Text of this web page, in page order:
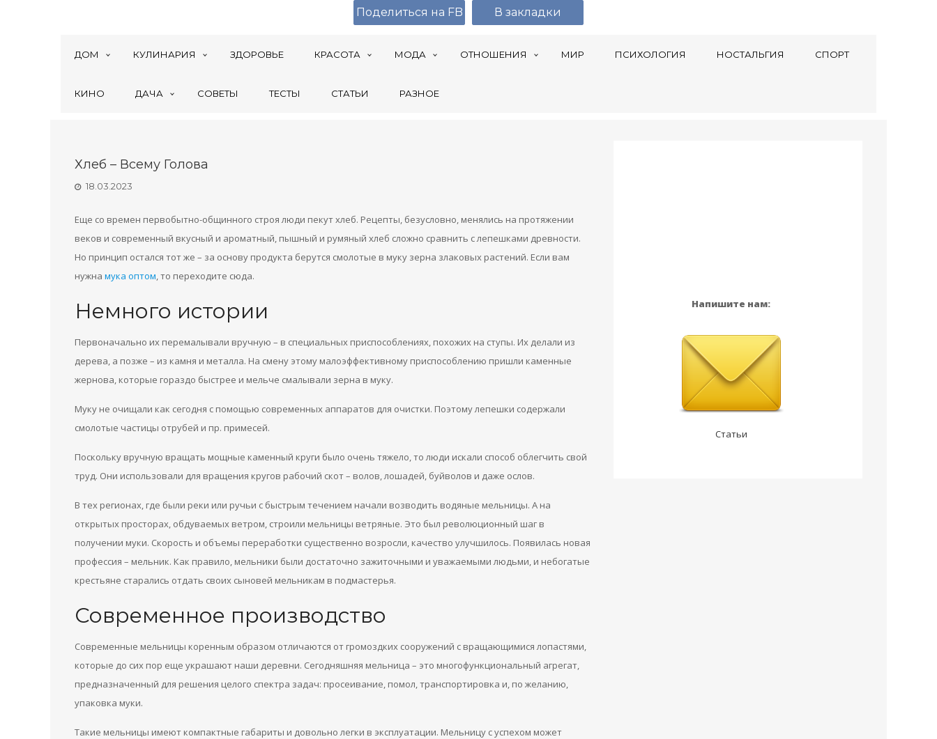
ДОМ КУЛИНАРИЯ ЗДОРОВЬЕ КРАСОТА МОДА ОТНОШЕНИЯ МИР ПСИХОЛОГИЯ НОСТАЛЬГИЯ СПОРТ
КИНО ДАЧА СОВЕТЫ ТЕСТЫ СТАТЬИ РАЗНОЕ
Хлеб – Всему Голова
18.03.2023
Еще со времен первобытно-общинного строя люди пекут хлеб. Рецепты, безусловно, менялись на протяжении
веков и современный вкусный и ароматный, пышный и румяный хлеб сложно сравнить с лепешками древности.
Но принцип остался тот же – за основу продукта берутся смолотые в муку зерна злаковых растений. Если вам
нужна мука оптом, то переходите сюда.
Немного истории
Первоначально их перемалывали вручную – в специальных приспособлениях, похожих на ступы. Их делали из
дерева, а позже – из камня и металла. На смену этому малоэффективному приспособлению пришли каменные
жернова, которые гораздо быстрее и мельче смалывали зерна в муку.
Муку не очищали как сегодня с помощью современных аппаратов для очистки. Поэтому лепешки содержали
смолотые частицы отрубей и пр. примесей.
Поскольку вручную вращать мощные каменный круги было очень тяжело, то люди искали способ облегчить свой
труд. Они использовали для вращения кругов рабочий скот – волов, лошадей, буйволов и даже ослов.
В тех регионах, где были реки или ручьи с быстрым течением начали возводить водяные мельницы. А на
открытых просторах, обдуваемых ветром, строили мельницы ветряные. Это был революционный шаг в
получении муки. Скорость и объемы переработки существенно возросли, качество улучшилось. Появилась новая
профессия – мельник. Как правило, мельники были достаточно зажиточными и уважаемыми людьми, и небогатые
крестьяне старались отдать своих сыновей мельникам в подмастерья.
Современное производство
Современные мельницы коренным образом отличаются от громоздких сооружений с вращающимися лопастями,
которые до сих пор еще украшают наши деревни. Сегодняшняя мельница – это многофункциональный агрегат,
предназначенный для решения целого спектра задач: просеивание, помол, транспортировка и, по желанию,
упаковка муки.
Такие мельницы имеют компактные габариты и довольно легки в эксплуатации. Мельницу с успехом может
Напишите нам:
Статьи
Поделиться на FB В закладки